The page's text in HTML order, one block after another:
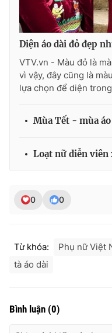
Diện áo dài đỏ đẹp
VTV.vn - Màu đỏ là
vì vậy, đây cũng là
lựa chọn để diện
Mùa Tết - mùa
Loạt nữ diễn viên
0 0
Từ khóa: Phụ nữ Việt
tà áo dài
Bình luận (0)